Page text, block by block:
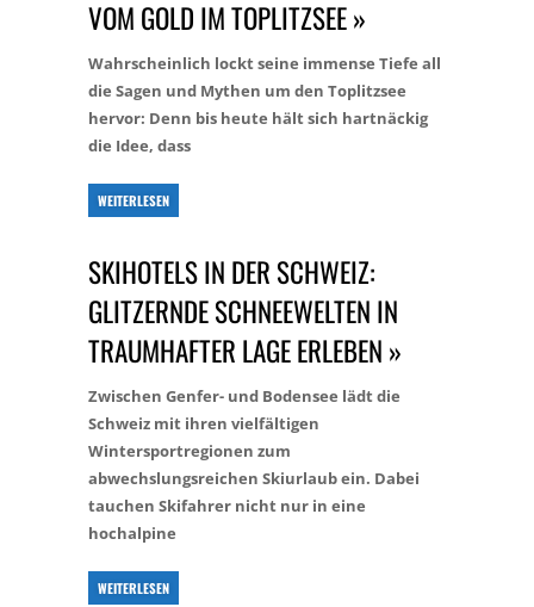
VOM GOLD IM TOPLITZSEE »
Wahrscheinlich lockt seine immense Tiefe all
die Sagen und Mythen um den Toplitzsee
hervor: Denn bis heute hält sich hartnäckig
die Idee, dass
WEITERLESEN
SKIHOTELS IN DER SCHWEIZ:
GLITZERNDE SCHNEEWELTEN IN
TRAUMHAFTER LAGE ERLEBEN »
Zwischen Genfer- und Bodensee lädt die
Schweiz mit ihren vielfältigen
Wintersportregionen zum
abwechslungsreichen Skiurlaub ein. Dabei
tauchen Skifahrer nicht nur in eine
hochalpine
WEITERLESEN